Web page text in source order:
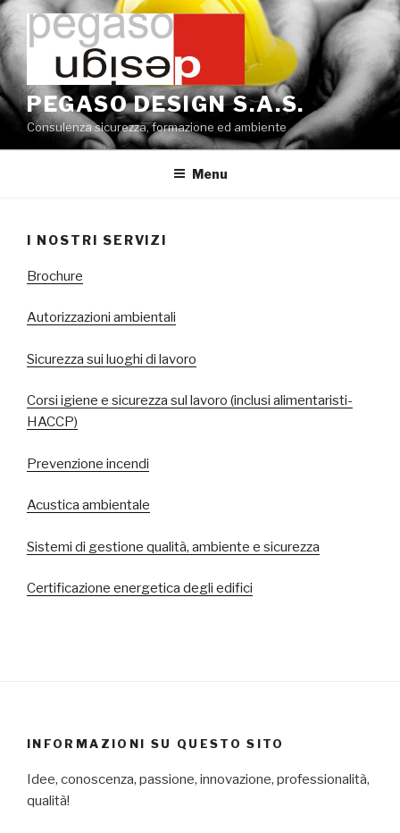
Salta
al
contenuto
PEGASO DESIGN S.A.S.
Consulenza sicurezza, formazione ed ambiente
Menu
I NOSTRI SERVIZI
Brochure
Autorizzazioni ambientali
Sicurezza sui luoghi di lavoro
Corsi igiene e sicurezza sul lavoro (inclusi alimentaristi-
HACCP)
Prevenzione incendi
Acustica ambientale
Sistemi di gestione qualità, ambiente e sicurezza
Certificazione energetica degli edifici
INFORMAZIONI SU QUESTO SITO
Idee, conoscenza, passione, innovazione, professionalità,
qualità!